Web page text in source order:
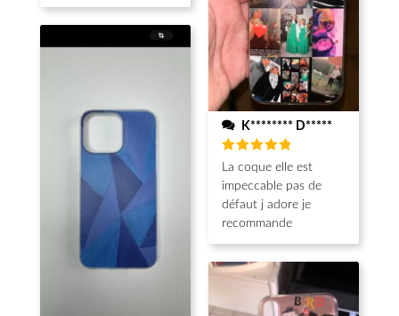
K******** D*****
Note5
sur 5
La coque elle est
impeccable pas de
défaut j adore je
recommande